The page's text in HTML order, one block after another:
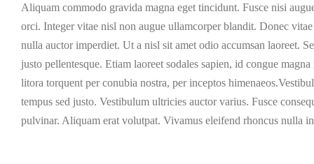
Aliquam commodo gravida magna eget tincidunt. Fusce nisi
orci. Integer vitae nisl non augue ullamcorper blandit. Donec
nulla auctor imperdiet. Ut a nisl sit amet odio accumsan laoreet.
justo pellentesque. Etiam laoreet sodales sapien, id congue
litora torquent per conubia nostra, per inceptos
tempus sed justo. Vestibulum ultricies auctor varius. Fusce
pulvinar. Aliquam erat volutpat. Vivamus eleifend rhoncus nulla